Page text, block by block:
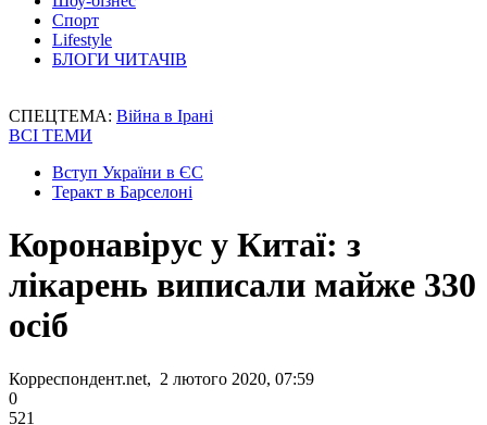
Спорт
Lifestyle
БЛОГИ ЧИТАЧІВ
СПЕЦТЕМА: Війна в Ірані
ВСІ ТЕМИ
Вступ України в ЄС
Теракт в Барселоні
Коронавірус у Китаї: з
лікарень виписали майже 330
осіб
Корреспондент.net, 2 лютого 2020, 07:59
0
521